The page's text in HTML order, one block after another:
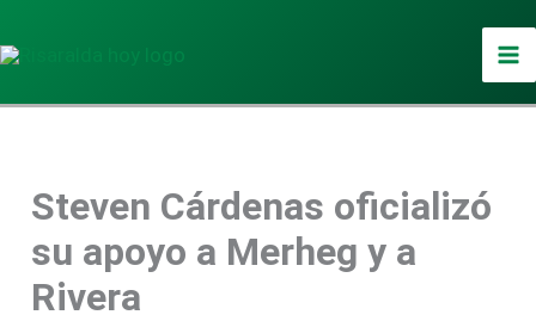
al
Steven Cárdenas oficializó
su apoyo a Merheg y a
Rivera